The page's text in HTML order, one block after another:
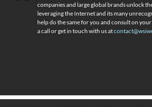
companies and large global brands unlock
leveraging the Internet and its many
help do the same for you and consult on
a call or get in touch with us at